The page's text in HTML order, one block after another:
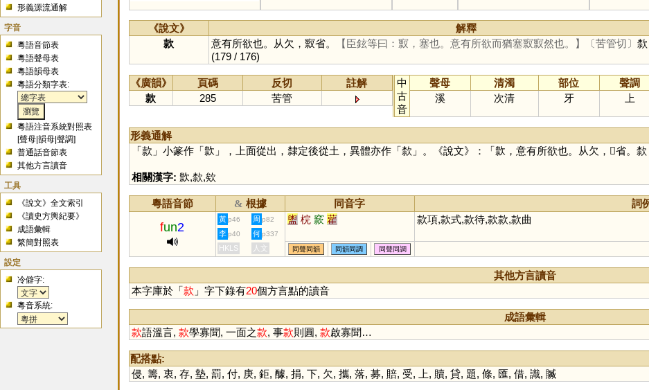
形義源流通解
字音
粵語音節表
粵語聲母表
粵語韻母表
粵語分類字表:
粵語注音系統對照表
[聲母 |韻母 |聲調]
普通話音節表
其他方言讀音
工具
《說文》全文索引
《讀史方輿紀要》
成語彙輯
繁簡對照表
設定
冷僻字:
粵音系統:
《說文》 解釋
款
意有所欲也。从欠，㝮省。 【臣鉉等曰：㝮，塞也。意有所欲而猶塞㝮㝮然也。】 〔苦管切〕 歀
(179 / 176)
《廣韻》 頁碼 反切
註解
款
285 苦管
中
古
音
聲母 清濁 部位 聲調
溪
次清 牙 上
形義通解
「款 」小篆作「㱁 」，上面從出，隸定後從土，異體亦作「歀 」。《說文》：「㱁，意有所欲也。从欠，𡪡省。
相關漢字: 㱁,歀,欸
粵語音節 & 根據 同音字 詞
fun2
黃 p46 周 p82 盥 梡 窾 雚 款項,款式,款待,款款,款曲
李 p40 何 p337
HKLS 人文 同聲同韻 同韻同調 同聲同調
其他方言讀音
本字庫於「款 」字下錄有20個方言點的讀音
成語彙輯
款語溫言, 款學寡聞, 一面之款, 事款則圓, 款啟寡聞…
配搭點:
侵, 籌, 衷, 存, 墊, 罰, 付, 庚, 鉅, 醵, 捐, 下, 欠, 攜, 落, 募, 賠, 受, 上, 贖, 貸, 題, 條, 匯, 借, 識, 贓